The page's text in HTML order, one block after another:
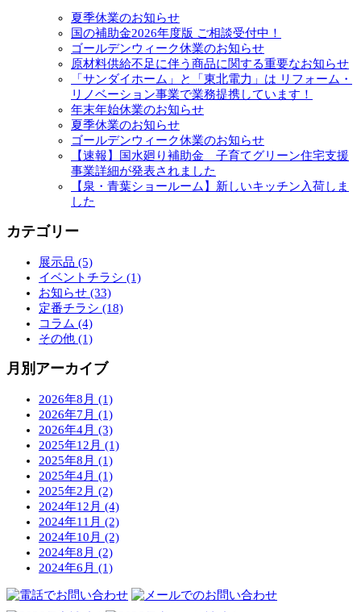
夏季休業のお知らせ
国の補助金2026年度版 ご相談受付中！
ゴールデンウィーク休業のお知らせ
原材料供給不足に伴う商品に関する重要なお知らせ
「サンダイホーム」と「東北電力」は リフォーム・
リノベーション事業で業務提携しています！
年末年始休業のお知らせ
夏季休業のお知らせ
ゴールデンウィーク休業のお知らせ
【速報】国水廻り補助金 子育てグリーン住宅支援
事業詳細が発表されました
【泉・青葉ショールーム】新しいキッチン入荷しま
した
カテゴリー
展示品 (5)
イベントチラシ (1)
お知らせ (33)
定番チラシ (18)
コラム (4)
その他 (1)
月別アーカイブ
2026年8月 (1)
2026年7月 (1)
2026年4月 (3)
2025年12月 (1)
2025年8月 (1)
2025年4月 (1)
2025年2月 (2)
2024年12月 (4)
2024年11月 (2)
2024年10月 (2)
2024年8月 (2)
2024年6月 (1)